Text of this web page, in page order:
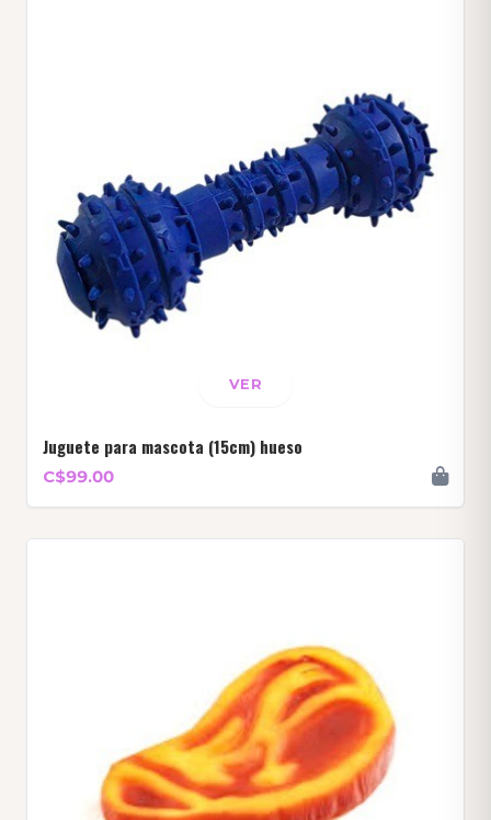
VER
Juguete para mascota (15cm) hueso
C$99.00